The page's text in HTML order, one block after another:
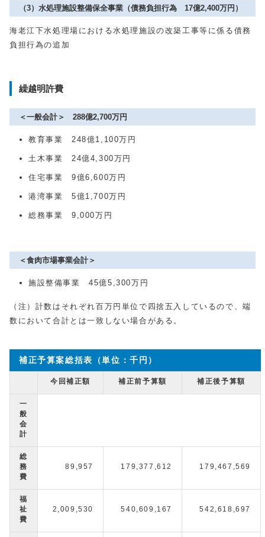
（3）水処理施設整備保全事業（債務負担行為 17億2,400万円）
海老江下水処理場における水処理施設の改築工事等に係る債務
負担行為の追加
繰越明許費
＜一般会計＞ 288億2,700万円
教育事業 248億1,100万円
土木事業 24億4,300万円
住宅事業 9億6,600万円
港湾事業 5億1,700万円
総務事業 9,000万円
＜食肉市場事業会計＞
施設整備事業 45億5,300万円
（注）計数はそれぞれ百万円単位で四捨五入しているので、端
数において合計とは一致しない場合がある。
補正予算案総括表（単位：千円）
今回補正額 補正前予算額 補正後予算額
一
般
会
計
総
務
費
89,957 179,377,612 179,467,569
福
祉
費
2,009,530 540,609,167 542,618,697